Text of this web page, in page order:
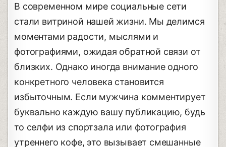
В современном мире социальные сети
стали витриной нашей жизни. Мы делимся
моментами радости, мыслями и
фотографиями, ожидая обратной связи от
близких. Однако иногда внимание одного
конкретного человека становится
избыточным. Если мужчина комментирует
буквально каждую вашу публикацию, будь
то селфи из спортзала или фотография
утреннего кофе, это вызывает смешанные